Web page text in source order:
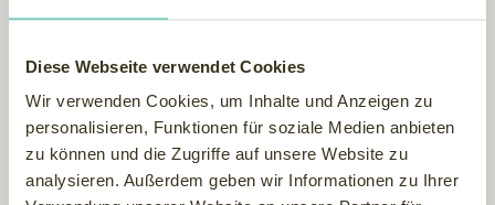
Diese Webseite verwendet Cookies
Wir verwenden Cookies, um Inhalte und Anzeigen zu
personalisieren, Funktionen für soziale Medien anbieten
zu können und die Zugriffe auf unsere Website zu
analysieren. Außerdem geben wir Informationen zu Ihrer